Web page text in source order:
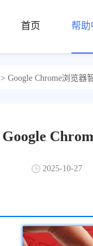
首页 帮助
> Google Chrome浏览器
Google
2025-10-27